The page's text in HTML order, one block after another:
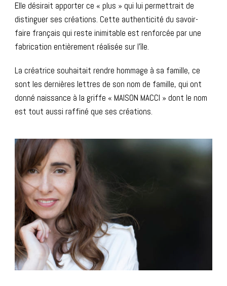
Elle désirait apporter ce « plus » qui lui permettrait de
distinguer ses créations. Cette authenticité du savoir-
faire français qui reste inimitable est renforcée par une
fabrication entièrement réalisée sur l’île.
La créatrice souhaitait rendre hommage à sa famille, ce
sont les dernières lettres de son nom de famille, qui ont
donné naissance à la griffe « MAISON MACCI » dont le nom
est tout aussi raffiné que ses créations.